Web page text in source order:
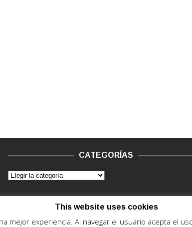
CATEGORÍAS
This website uses cookies
mejor experiencia. Al navegar el usuario acepta el